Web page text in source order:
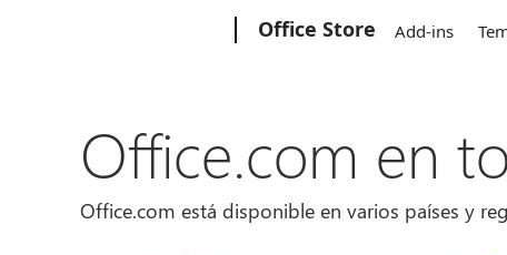
Office Store Add-ins
Office.com en
Office.com está disponible en varios países y